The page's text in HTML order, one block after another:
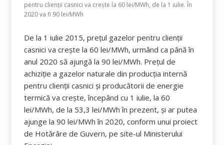
pentru clienţii casnici va creşte la 60 lei/MWh, de la 1 iulie. În
2020 va fi 90 lei/MWh
De la 1 iulie 2015, preţul gazelor pentru clienţii
casnici va creşte la 60 lei/MWh, urmând ca până în
anul 2020 să ajungă la 90 lei/MWh. Preţul de
achiziţie a gazelor naturale din producţia internă
pentru clienţii casnici şi producătorii de energie
termică va creşte, începând cu 1 iulie, la 60
lei/MWh, de la 53,3 lei/MWh în prezent, şi ar putea
ajunge la 90 lei/MWh în 2020, conform unui proiect
de Hotărâre de Guvern, pe site-ul Ministerului